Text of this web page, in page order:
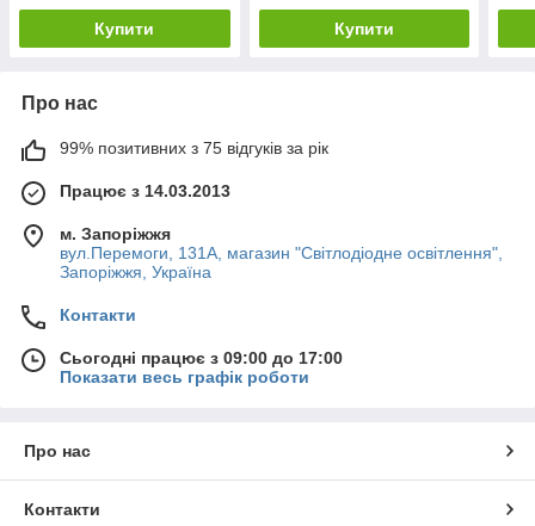
Купити Купити
Про нас
99% позитивних з 75 відгуків за рік
Працює з 14.03.2013
м. Запоріжжя
вул.Перемоги, 131А, магазин "Світлодіодне освітлення",
Запоріжжя, Україна
Контакти
Сьогодні працює з 09:00 до 17:00
Показати весь графік роботи
Про нас
Контакти